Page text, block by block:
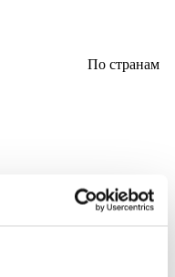
По странам